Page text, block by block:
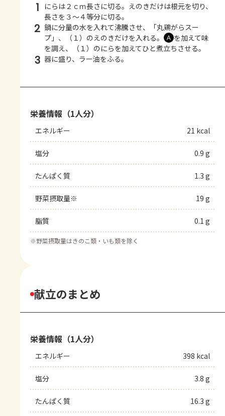
1
にらは２ｃｍ長さに切る。えのきだけは根元を切り、
長さを３～４等分に切る。
2 鍋に分量の水を入れて沸騰させ、「丸鶏がらスー
プ」、（１）のえのきだけを入れる。
Ａ を加えて味
を調え、（１）のにらを加えてひと煮立ちさせる。
3 器に盛り、ラー油をふる。
栄養情報（1人分）
エネルギー 21 kcal
塩分 0.9 g
たんぱく質 1.3 g
野菜摂取量※ 19 g
脂質 0.1 g
※野菜摂取量はきのこ類・いも類を除く
献立のまとめ
栄養情報（1人分）
エネルギー 398 kcal
塩分 3.8 g
たんぱく質 16.3 g